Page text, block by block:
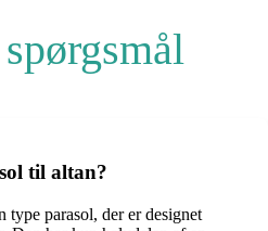
til altan?
type parasol, der er designet